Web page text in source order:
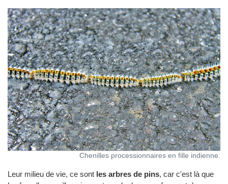
Chenilles processionnaires en fille indienne.
Leur milieu de vie, ce sont les arbres de pins, car c'est là que